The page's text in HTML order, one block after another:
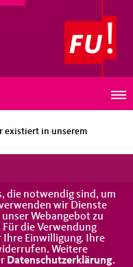
existiert in unserem
KONTAKT
die notwendig sind, um
wir Dienste
Webangebot zu
die Verwendung
Einwilligung. Ihre
Weitere
Datenschutzerklärung.